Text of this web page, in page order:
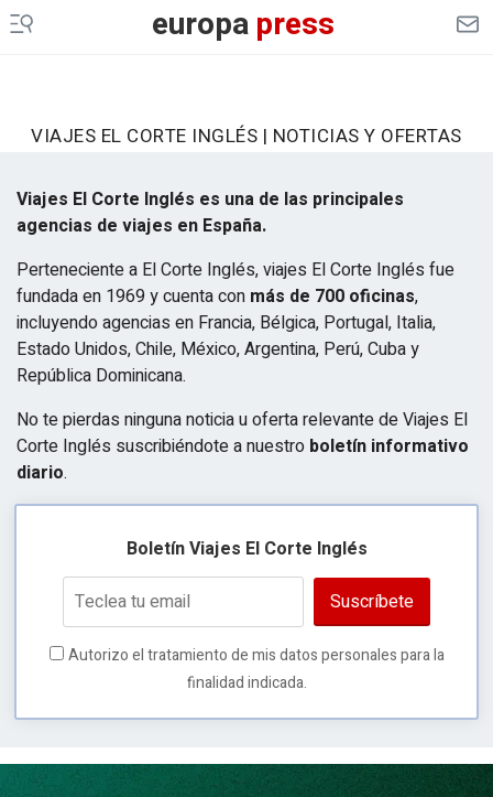
europapress
VIAJES EL CORTE INGLÉS | NOTICIAS Y OFERTAS
Viajes El Corte Inglés es una de las principales
agencias de viajes en España.
Perteneciente a El Corte Inglés, viajes El Corte Inglés fue
fundada en 1969 y cuenta con más de 700 oficinas,
incluyendo agencias en Francia, Bélgica, Portugal, Italia,
Estado Unidos, Chile, México, Argentina, Perú, Cuba y
República Dominicana.
No te pierdas ninguna noticia u oferta relevante de Viajes El
Corte Inglés suscribiéndote a nuestro boletín informativo
diario.
Boletín Viajes El Corte Inglés
Suscríbete
Autorizo el tratamiento de mis datos personales para la
finalidad indicada.